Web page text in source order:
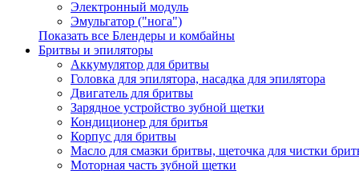
Электронный модуль
Эмульгатор ("нога")
Показать все Блендеры и комбайны
Бритвы и эпиляторы
Аккумулятор для бритвы
Головка для эпилятора, насадка для эпилятора
Двигатель для бритвы
Зарядное устройство зубной щетки
Кондиционер для бритья
Корпус для бритвы
Масло для смазки бритвы, щеточка для чистки
Моторная часть зубной щетки